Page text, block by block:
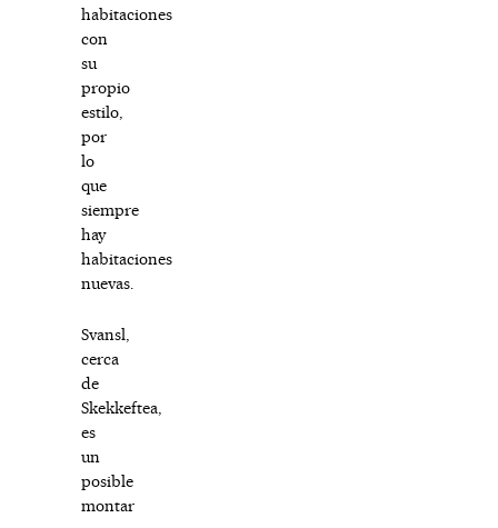
habitaciones
con
su
propio
estilo,
por
lo
que
siempre
hay
habitaciones
nuevas.
Svansl,
cerca
de
Skekkeftea,
es
un
posible
montar